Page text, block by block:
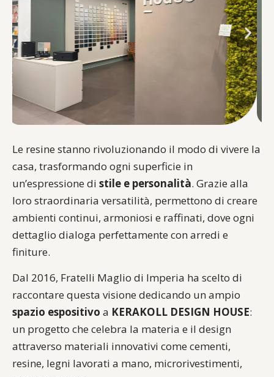
Le resine stanno rivoluzionando il modo di vivere la
casa, trasformando ogni superficie in
un’espressione di stile e personalità. Grazie alla
loro straordinaria versatilità, permettono di creare
ambienti continui, armoniosi e raffinati, dove ogni
dettaglio dialoga perfettamente con arredi e
finiture.
Dal 2016, Fratelli Maglio di Imperia ha scelto di
raccontare questa visione dedicando un ampio
spazio espositivo a KERAKOLL DESIGN HOUSE:
un progetto che celebra la materia e il design
attraverso materiali innovativi come cementi,
resine, legni lavorati a mano, microrivestimenti,